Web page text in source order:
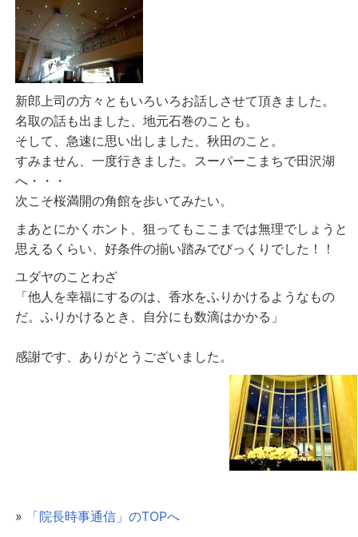
新郎上司の方々ともいろいろお話しさせて頂きました。
名取の話も出ました、地元石巻のことも。
そして、急速に思い出しました、秋田のこと。
すみません、一度行きました。スーパーこまちで田沢湖
へ・・・
次こそ桜満開の角館を歩いてみたい。
まあとにかくホント、狙ってもここまでは無理でしょうと
思えるくらい、好条件の揃い踏みでびっくりでした！！
ユダヤのことわざ
「他人を幸福にするのは、香水をふりかけるようなもの
だ。ふりかけるとき、自分にも数滴はかかる」
感謝です、ありがとうございました。
» 「院長時事通信」のTOPへ